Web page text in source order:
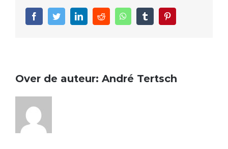
FacebookTwitterLinkedInReddit WhatsAppTumblr
Over de auteur: André Tertsch